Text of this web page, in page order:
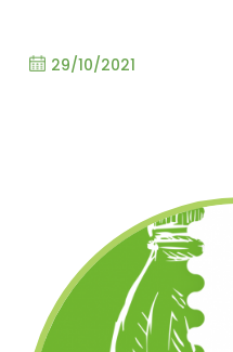
29/10/2021